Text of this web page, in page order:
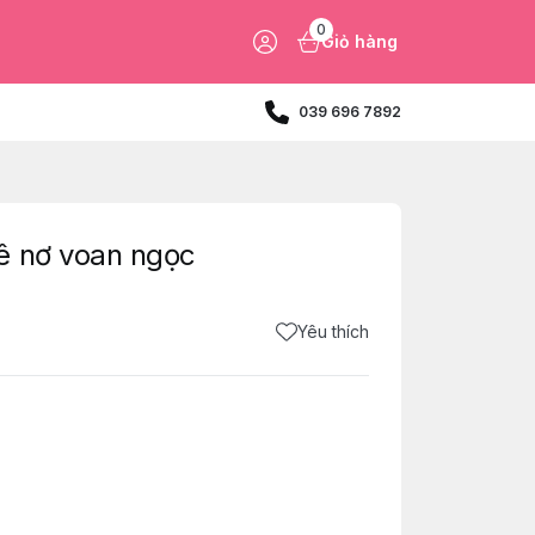
0
Giỏ hàng
039 696 7892
nơ voan ngọc
Yêu thích